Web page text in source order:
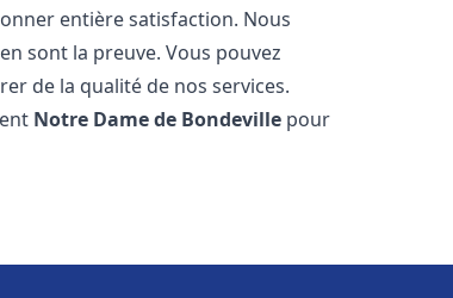
entière satisfaction. Nous
sont la preuve. Vous pouvez
de la qualité de nos services.
Notre Dame de Bondeville pour